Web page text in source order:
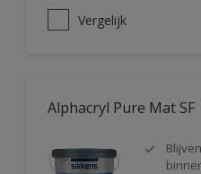
Vergelijk
Alphacryl Pure Mat SF